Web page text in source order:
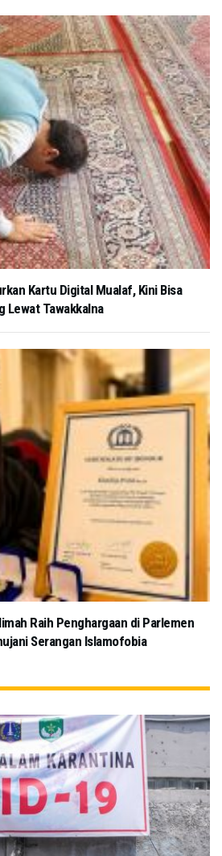
Kartu Digital Mualaf, Kini Bisa
Lewat Tawakkalna
Raih Penghargaan di Parlemen
Serangan Islamofobia